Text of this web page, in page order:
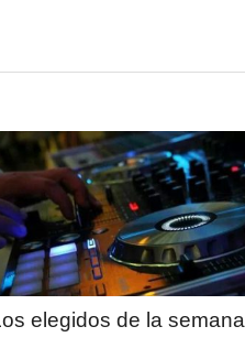
LEER
MAS
elegidos de la semana